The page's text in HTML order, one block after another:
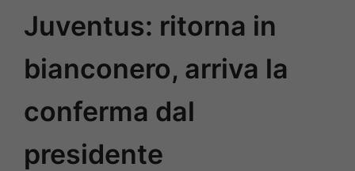
Juventus: ritorna in
bianconero, arriva la
conferma dal
presidente